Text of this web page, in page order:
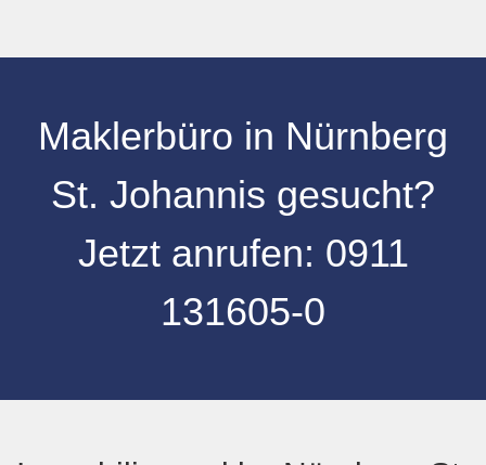
Maklerbüro in Nürnberg
St. Johannis gesucht?
Jetzt anrufen: 0911
131605-0